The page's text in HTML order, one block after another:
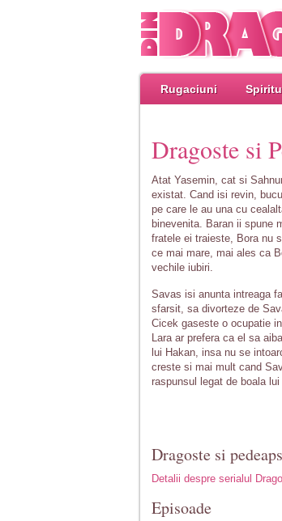
Rugaciuni
Dragoste si
Atat Yasemin, cat si
existat. Cand isi revin,
pe care le au una cu
binevenita. Baran ii spune
fratele ei traieste, Bora nu
ce mai mare, mai ales ca
vechile iubiri.
Savas isi anunta intreaga
sfarsit, sa divorteze de
Cicek gaseste o ocupatie
Lara ar prefera ca el sa
lui Hakan, insa nu se
creste si mai mult cand
raspunsul legat de boala lui
Dragoste si
Detalii despre serialul
Episoade